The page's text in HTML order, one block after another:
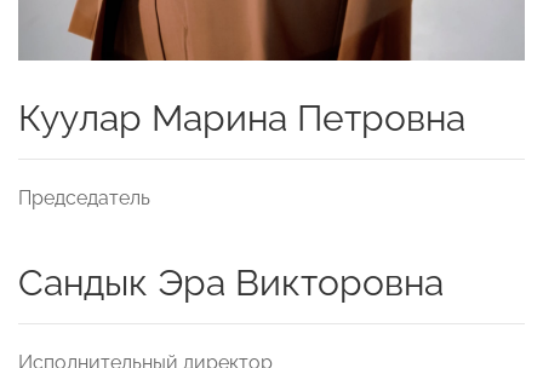
Куулар Марина Петровна
Председатель
Сандык Эра Викторовна
Исполнительный директор